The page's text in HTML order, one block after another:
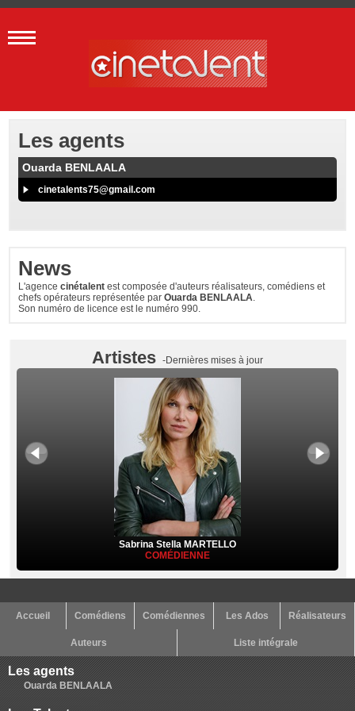
News
L'agencecinétalent est composée d'auteurs réalisateurs, comédiens et
chefs opérateurs représentée parOuarda BENLAALA.
Son numéro de licence est le numéro 990.
Les agents
Ouarda BENLAALA
cinetalents75@gmail.com
Artistes -Dernières mises à jour
Sabrina Stella MARTELLO
COMÉDIENNE
Accueil Comédiens Comédiennes Les Ados Réalisateurs
Auteurs Liste intégrale
Les agents
Ouarda BENLAALA